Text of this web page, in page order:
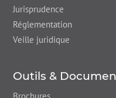
Jurisprudence
Réglementation
Veille juridique
Outils &
Brochures